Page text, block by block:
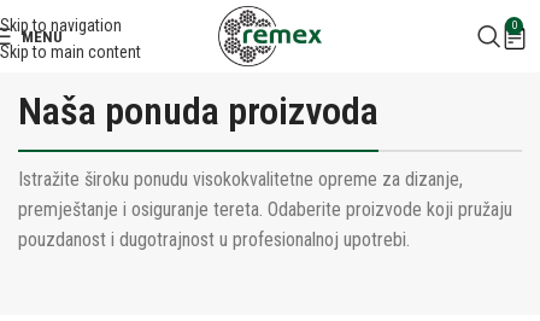
Skip to navigation
Skip to main content
MENU
0
Naša ponuda proizvoda
Istražite široku ponudu visokokvalitetne opreme za dizanje,
premještanje i osiguranje tereta. Odaberite proizvode koji pružaju
pouzdanost i dugotrajnost u profesionalnoj upotrebi.